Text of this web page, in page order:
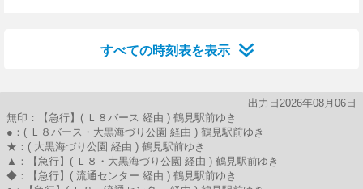
すべての時刻表を表示
出力日2026年08月06日
無印：【急行】( Ｌ８バース 経由 ) 鶴見駅前ゆき
●：( Ｌ８バース・大黒海づり公園 経由 ) 鶴見駅前ゆき
★：( 大黒海づり公園 経由 ) 鶴見駅前ゆき
▲：【急行】( Ｌ８・大黒海づり公園 経由 ) 鶴見駅前ゆき
◆：【急行】( 流通センター 経由 ) 鶴見駅前ゆき